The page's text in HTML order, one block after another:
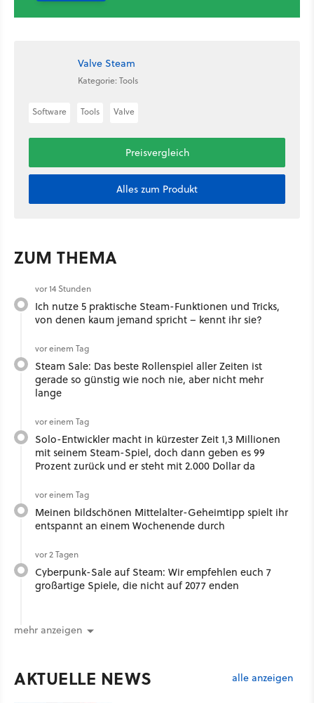
Valve Steam
Kategorie: Tools
Software Tools Valve
Preisvergleich
Alles zum Produkt
ZUM THEMA
vor 14 Stunden
Ich nutze 5 praktische Steam-Funktionen und Tricks,
von denen kaum jemand spricht – kennt ihr sie?
vor einem Tag
Steam Sale: Das beste Rollenspiel aller Zeiten ist
gerade so günstig wie noch nie, aber nicht mehr
lange
vor einem Tag
Solo-Entwickler macht in kürzester Zeit 1,3 Millionen
mit seinem Steam-Spiel, doch dann geben es 99
Prozent zurück und er steht mit 2.000 Dollar da
vor einem Tag
Meinen bildschönen Mittelalter-Geheimtipp spielt ihr
entspannt an einem Wochenende durch
vor 2 Tagen
Cyberpunk-Sale auf Steam: Wir empfehlen euch 7
großartige Spiele, die nicht auf 2077 enden
mehr anzeigen
AKTUELLE NEWS alle anzeigen